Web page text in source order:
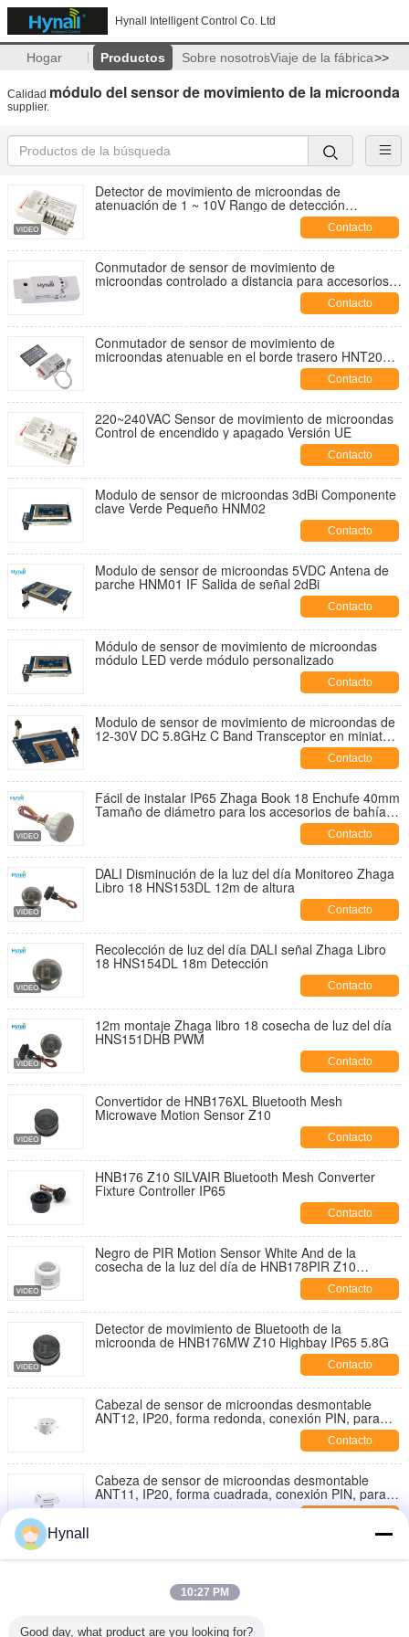
Hynall Intelligent Control Co. Ltd
Hogar Productos Sobre nosotrosViaje de la fábrica>>
Calidad módulo del sensor de movimiento de la microonda
supplier.
Detector de movimiento de microondas de
atenuación de 1 ~ 10V Rango de detección
Contacto
Conmutador de sensor de movimiento de
microondas controlado a distancia para accesorios
Contacto
Conmutador de sensor de movimiento de
microondas atenuable en el borde trasero HNT205 5
Contacto
220~240VAC Sensor de movimiento de microondas
Control de encendido y apagado Versión UE
Contacto
Modulo de sensor de microondas 3dBi Componente
clave Verde Pequeño HNM02
Contacto
Modulo de sensor de microondas 5VDC Antena de
parche HNM01 IF Salida de señal 2dBi
Contacto
Módulo de sensor de movimiento de microondas
módulo LED verde módulo personalizado
Contacto
Modulo de sensor de movimiento de microondas de
12-30V DC 5.8GHz C Band Transceptor en miniatura
Contacto
Fácil de instalar IP65 Zhaga Book 18 Enchufe 40mm
Tamaño de diámetro para los accesorios de bahía
Contacto
DALI Disminución de la luz del día Monitoreo Zhaga
Libro 18 HNS153DL 12m de altura
Contacto
Recolección de luz del día DALI señal Zhaga Libro
18 HNS154DL 18m Detección
Contacto
12m montaje Zhaga libro 18 cosecha de luz del día
HNS151DHB PWM
Contacto
Convertidor de HNB176XL Bluetooth Mesh
Microwave Motion Sensor Z10
Contacto
HNB176 Z10 SILVAIR Bluetooth Mesh Converter
Fixture Controller IP65
Contacto
Negro de PIR Motion Sensor White And de la
cosecha de la luz del día de HNB178PIR Z10
Contacto
Detector de movimiento de Bluetooth de la
microonda de HNB176MW Z10 Highbay IP65 5.8G
Contacto
Cabezal de sensor de microondas desmontable
ANT12, IP20, forma redonda, conexión PIN, para
trabajar con paquetes de energía Hynall (HNS213 /
Contacto
Cabeza de sensor de microondas desmontable
ANT11, IP20, forma cuadrada, conexión PIN, para
trabajar con paquetes de alimentación de Hynall
Cabeza del sensor PIR de la bahía media
trabajar con los paquetes de alimentación de Hynall
((HNS213 / HNS213DL / HNB213DL-ELT)
Cabeza de sensor PIR de baja profundidad
Hynall
10:27 PM
Good day, what product are you looking for?